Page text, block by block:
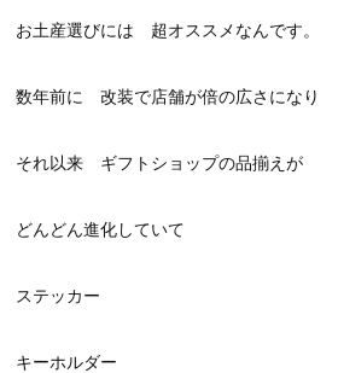
お土産選びには 超オススメなんです。
数年前に 改装で店舗が倍の広さになり
それ以来 ギフトショップの品揃えが
どんどん進化していて
ステッカー
キーホルダー